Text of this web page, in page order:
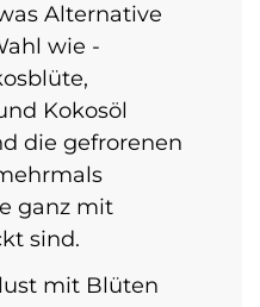
Alternative
wie -
Kokosöl
die gefrorenen
ganz mit
sind.
mit Blüten